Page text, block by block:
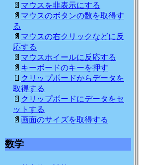
マウスを非表示にする
マウスのボタンの数を取得す
る
マウスの右クリックなどに反
応する
マウスホイールに反応する
キーボードのキーを押す
クリップボードからデータを
取得する
クリップボードにデータをセ
ットする
画面のサイズを取得する
数学